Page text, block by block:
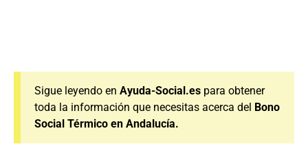
Sigue leyendo en Ayuda-Social.es para obtener
toda la información que necesitas acerca del Bono
Social Térmico en Andalucía.